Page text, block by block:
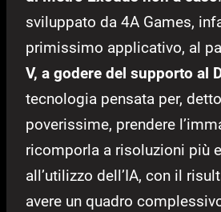
sviluppato da 4A Games,
primissimo applicativo, al
V, a godere del supporto al
tecnologia pensata per,
poverissime, prendere
ricomporla a risoluzioni più
all’utilizzo dell’IA, con il
avere un quadro